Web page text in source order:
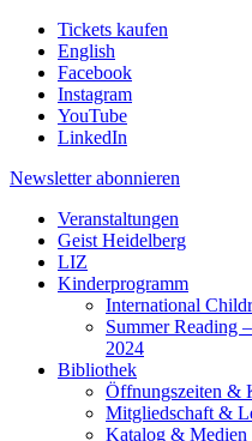
Tickets kaufen
English
Facebook
Instagram
YouTube
LinkedIn
Newsletter abonnieren
Veranstaltungen
Geist Heidelberg
LIZ
Kinderprogramm
International
Summer Reading
2024
Bibliothek
Öffnungszeiten &
Mitgliedschaft &
Katalog & Medien